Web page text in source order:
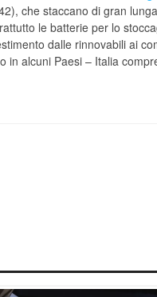
che staccano di gran
le batterie per lo
dalle rinnovabili ai
alcuni Paesi – Italia